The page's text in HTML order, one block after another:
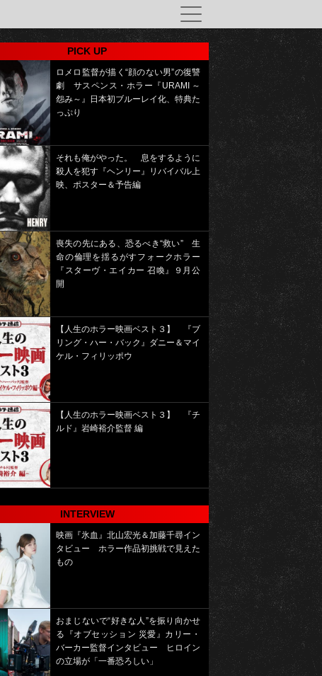
PICK UP
ロメロ監督が描く“顔のない男”の復讐
劇 サスペンス・ホラー『URAMI ～
怨み～』日本初ブルーレイ化、特典た
っぷり
それも俺がやった。 息をするように
殺人を犯す『ヘンリー』リバイバル上
映、ポスター＆予告編
喪失の先にある、恐るべき“救い” 生
命の倫理を揺るがすフォークホラー
『スターヴ・エイカー 召喚』９月公
開
【人生のホラー映画ベスト３】 『ブ
リング・ハー・バック』ダニー＆マイ
ケル・フィリッポウ
【人生のホラー映画ベスト３】 『チ
ルド』岩崎裕介監督 編
INTERVIEW
映画『氷血』北山宏光＆加藤千尋イン
タビュー ホラー作品初挑戦で見えた
もの
おまじないで“好きな人”を振り向かせ
る『オブセッション 災愛』カリー・
バーカー監督インタビュー ヒロイン
の立場が「一番恐ろしい」